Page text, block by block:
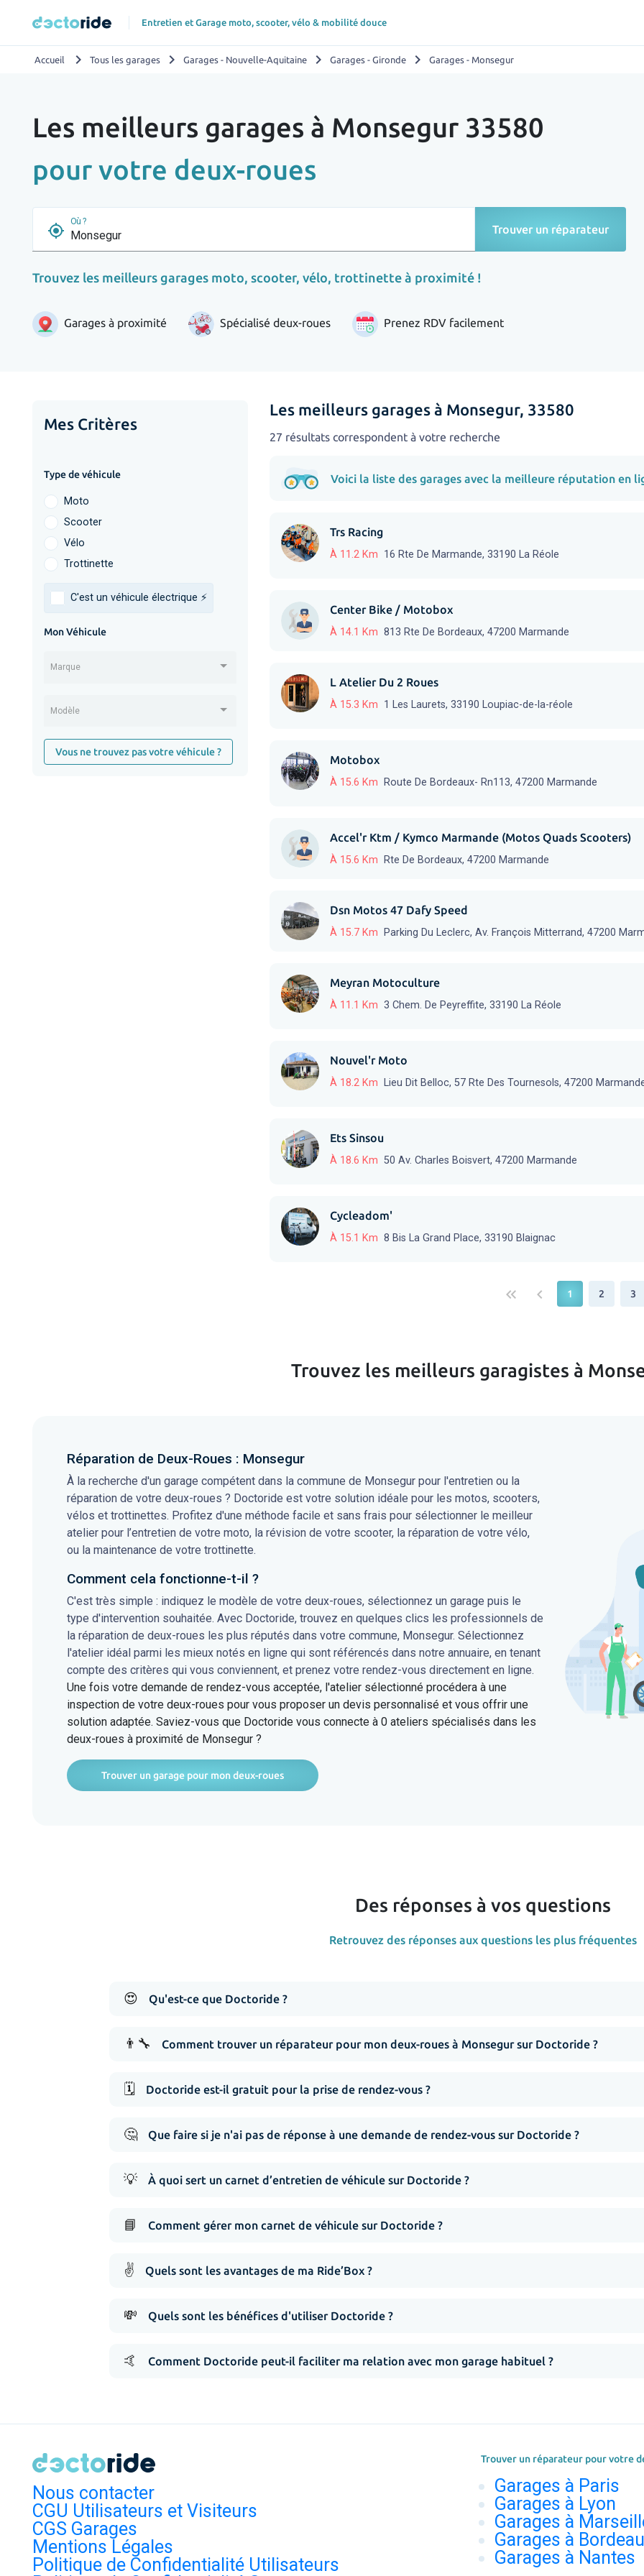
Entretien et Garage moto, scooter, vélo & mobilité douce
Accueil chevron_right Tous les garages chevron_right Garages - Nouvelle-Aquitaine chevron_right Garages - Gironde chevron_right Garages - Monsegur
Les meilleurs garages à Monsegur 33580
pour votre deux-roues
my_location
Où ?
Trouver un réparateur
Trouvez les meilleurs garages moto, scooter, vélo, trottinette à proximité !
Garages à proximité Spécialisé deux-roues Prenez RDV facilement
Mes Critères
Type de véhicule
Moto
Scooter
Vélo
Trottinette
C'est un véhicule électrique ⚡️
Mon Véhicule
Marque
Modèle
Vous ne trouvez pas votre véhicule ?
Les meilleurs garages à Monsegur, 33580
27 résultats correspondent à votre recherche
Voici la liste des garages avec la meilleure réputation en
Trs Racing
À 11.2 Km 16 Rte De Marmande, 33190 La Réole
Center Bike / Motobox
À 14.1 Km 813 Rte De Bordeaux, 47200 Marmande
L Atelier Du 2 Roues
À 15.3 Km 1 Les Laurets, 33190 Loupiac-de-la-réole
Motobox
À 15.6 Km Route De Bordeaux- Rn113, 47200 Marmande
Accel'r Ktm / Kymco Marmande (Motos Quads Scooters)
À 15.6 Km Rte De Bordeaux, 47200 Marmande
Dsn Motos 47 Dafy Speed
À 15.7 Km Parking Du Leclerc, Av. François Mitterrand, 47200
Meyran Motoculture
À 11.1 Km 3 Chem. De Peyreffite, 33190 La Réole
Nouvel'r Moto
À 18.2 Km Lieu Dit Belloc, 57 Rte Des Tournesols, 47200
Ets Sinsou
À 18.6 Km 50 Av. Charles Boisvert, 47200 Marmande
Cycleadom'
À 15.1 Km 8 Bis La Grand Place, 33190 Blaignac
keyboard_double_arrow_left keyboard_arrow_left 1 2 3
Trouvez les meilleurs garagistes à
Réparation de Deux-Roues : Monsegur
À la recherche d'un garage compétent dans la commune de Monsegur pour l'entretien ou la
réparation de votre deux-roues ? Doctoride est votre solution idéale pour les motos, scooters,
vélos et trottinettes. Profitez d'une méthode facile et sans frais pour sélectionner le meilleur
atelier pour l’entretien de votre moto, la révision de votre scooter, la réparation de votre vélo,
ou la maintenance de votre trottinette.
Comment cela fonctionne-t-il ?
C'est très simple : indiquez le modèle de votre deux-roues, sélectionnez un garage puis le
type d'intervention souhaitée. Avec Doctoride, trouvez en quelques clics les professionnels de
la réparation de deux-roues les plus réputés dans votre commune, Monsegur. Sélectionnez
l'atelier idéal parmi les mieux notés en ligne qui sont référencés dans notre annuaire, en tenant
compte des critères qui vous conviennent, et prenez votre rendez-vous directement en ligne.
Une fois votre demande de rendez-vous acceptée, l'atelier sélectionné procédera à une
inspection de votre deux-roues pour vous proposer un devis personnalisé et vous offrir une
solution adaptée. Saviez-vous que Doctoride vous connecte à 0 ateliers spécialisés dans les
deux-roues à proximité de Monsegur ?
Trouver un garage pour mon deux-roues
Des réponses à vos questions
Retrouvez des réponses aux questions les plus fréquentes
😍 Qu'est-ce que Doctoride ?
👨‍🔧 Comment trouver un réparateur pour mon deux-roues à Monsegur sur Doctoride ?
🗓️ Doctoride est-il gratuit pour la prise de rendez-vous ?
🤔 Que faire si je n'ai pas de réponse à une demande de rendez-vous sur Doctoride ?
💡 À quoi sert un carnet d’entretien de véhicule sur Doctoride ?
📘 Comment gérer mon carnet de véhicule sur Doctoride ?
✌️ Quels sont les avantages de ma Ride’Box ?
💸 Quels sont les bénéfices d'utiliser Doctoride ?
🤙 Comment Doctoride peut-il faciliter ma relation avec mon garage habituel ?
Nous contacter
CGU Utilisateurs et Visiteurs
CGS Garages
Mentions Légales
Politique de Confidentialité Utilisateurs
Trouver un réparateur pour votre
Garages à Paris
Garages à Lyon
Garages à
Garages à
Garages à Nantes